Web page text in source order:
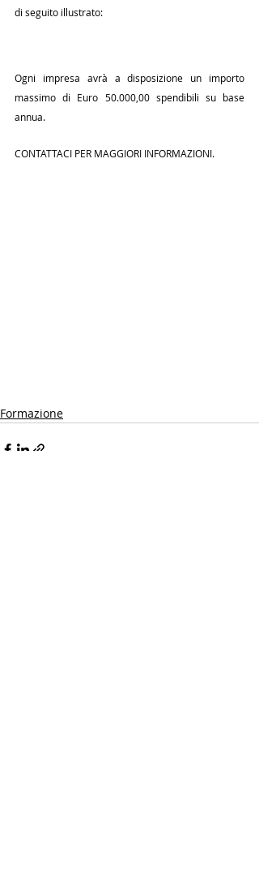
di seguito illustrato:
Ogni impresa avrà a disposizione un importo
massimo di Euro 50.000,00 spendibili su base
annua.
CONTATTACI PER MAGGIORI INFORMAZIONI.
Formazione